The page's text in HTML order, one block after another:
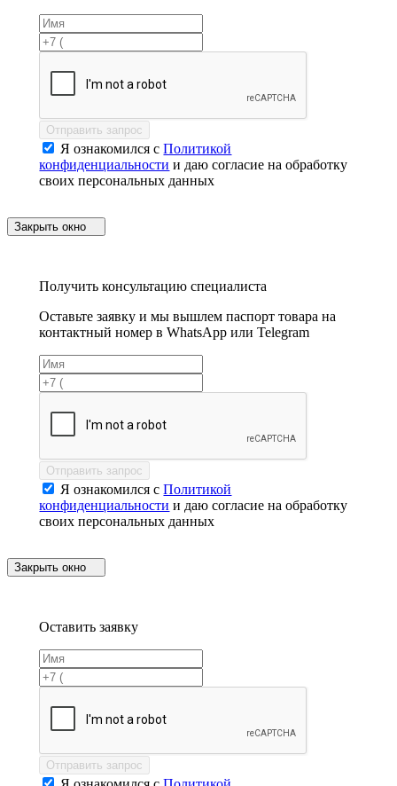
Отправить запрос
Я ознакомился сПолитикой
конфиденциальности и даю согласие на обработку
своих персональных данных
Закрыть окно
Получить консультацию специалиста
Оставьте заявку и мы вышлем паспорт товара на
контактный номер в WhatsApp или Telegram
Отправить запрос
Я ознакомился сПолитикой
конфиденциальности и даю согласие на обработку
своих персональных данных
Закрыть окно
Оставить заявку
Отправить запрос